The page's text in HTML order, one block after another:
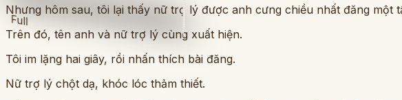
Full
Nhưng hôm sau, tôi lại thấy nữ trợ lý được anh cưng chiều nhất đăng một
Trên đó, tên anh và nữ trợ lý cùng xuất hiện.
Tôi im lặng hai giây, rồi nhấn thích bài đăng.
Nữ trợ lý chột dạ, khóc lóc thảm thiết.